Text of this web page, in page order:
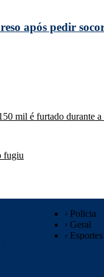
após pedir
suspeito
› Polícia
› Geral
› Esportes